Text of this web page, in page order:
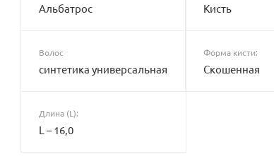
Альбатрос Кисть
Волос
синтетика универсальная
Форма кисти:
Скошенная
Длина (L):
L – 16,0